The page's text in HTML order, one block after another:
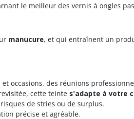
le meilleur des vernis à ongles
manucure, et qui entraînent un
occasions, des réunions
cette teinte s'adapte à votre
de stries ou de surplus.
précise et agréable.